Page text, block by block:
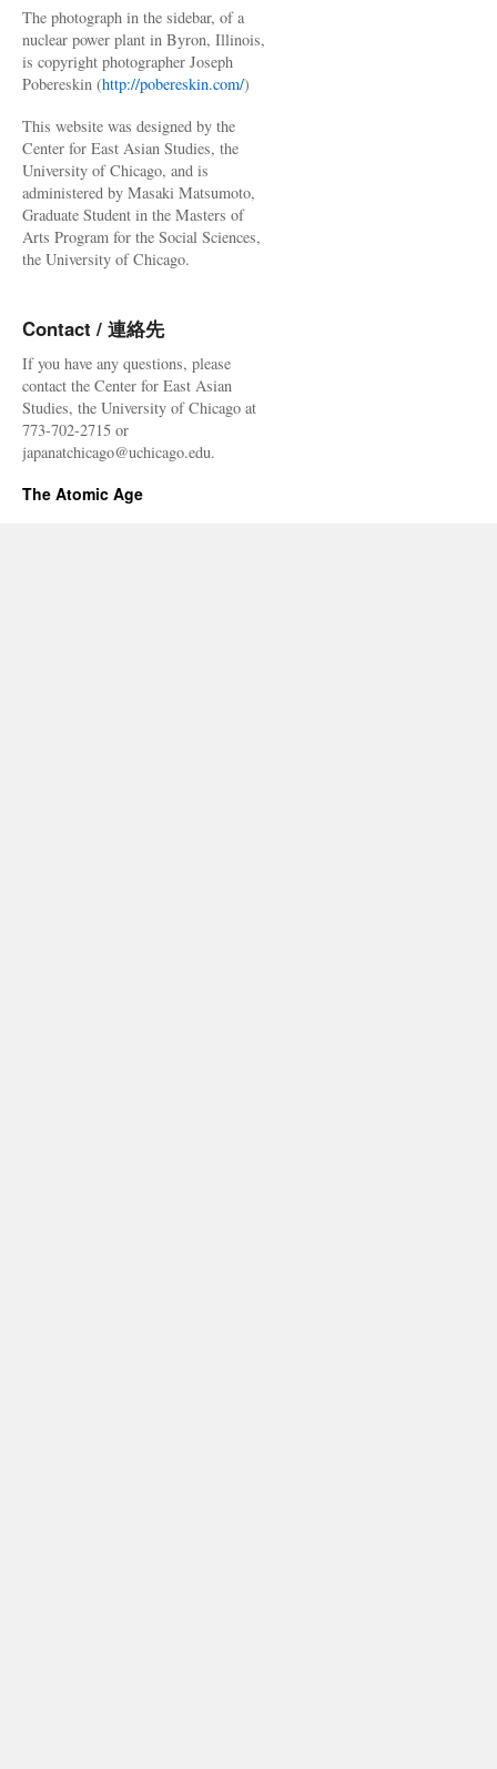
The photograph in the sidebar, of a
nuclear power plant in Byron, Illinois,
is copyright photographer Joseph
Pobereskin (http://pobereskin.com/)
This website was designed by the
Center for East Asian Studies, the
University of Chicago, and is
administered by Masaki Matsumoto,
Graduate Student in the Masters of
Arts Program for the Social Sciences,
the University of Chicago.
Contact / 連絡先
If you have any questions, please
contact the Center for East Asian
Studies, the University of Chicago at
773-702-2715 or
japanatchicago@uchicago.edu.
The Atomic Age